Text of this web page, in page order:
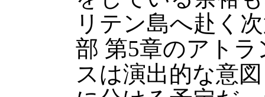
リテン島へ赴く
部 第5章のアト
スは演出的な意